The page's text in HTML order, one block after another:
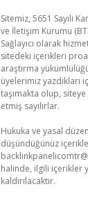
Sitemiz, 5651 Sayılı
ve İletişim Kurumu
Sağlayıcı olarak
sitedeki içerikleri
araştırma
üyelerimiz yazdıkları
taşımakta olup,
etmiş sayılırlar.
Hukuka ve yasal
düşündüğünüz
halinde, ilgili içerikler
kaldırılacaktır.